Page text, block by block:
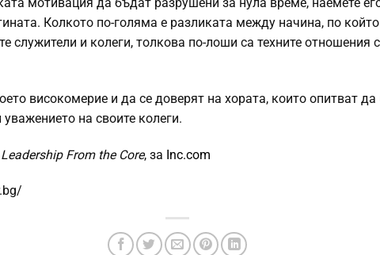
мотивация да бъдат разрушени за нула време, наемете
Колкото по-голяма е разликата между начина, по
служители и колеги, толкова по-лоши са техните отношения
високомерие и да се доверят на хората, които опитват
на своите колеги.
Leadership From the Core, за Inc.com